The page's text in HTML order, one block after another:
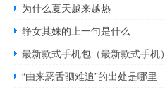
为什么夏天越来越热
静女其姝的上一句是什么
最新款式手机包（最新款式手机）
“由来恶舌驷难追”的出处是哪里